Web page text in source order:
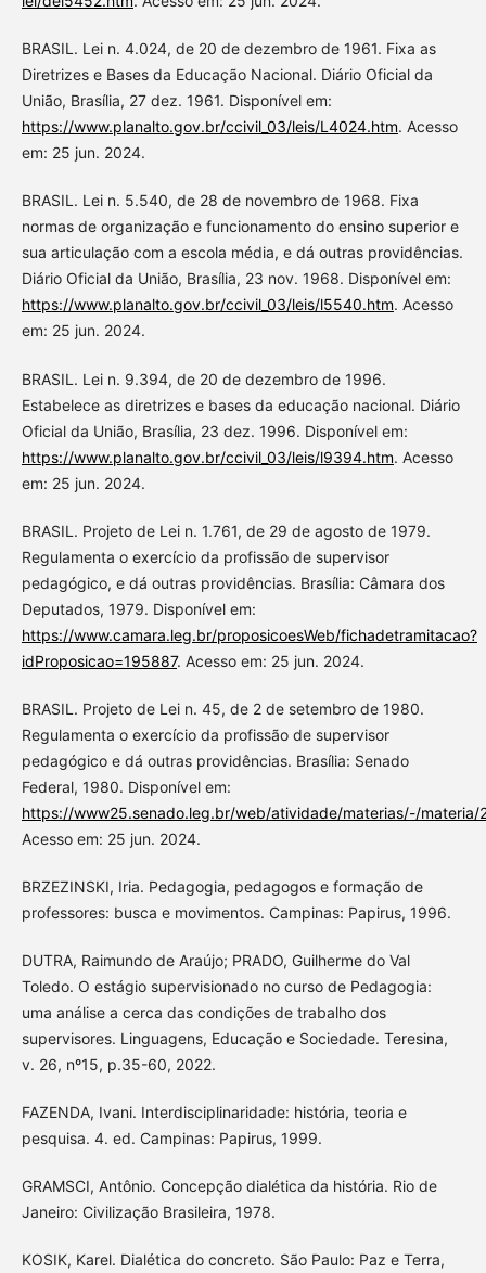
BRASIL. Lei n. 4.024, de 20 de dezembro de 1961. Fixa as
Diretrizes e Bases da Educação Nacional. Diário Oficial da
União, Brasília, 27 dez. 1961. Disponível em:
https://www.planalto.gov.br/ccivil_03/leis/L4024.htm. Acesso
em: 25 jun. 2024.
BRASIL. Lei n. 5.540, de 28 de novembro de 1968. Fixa
normas de organização e funcionamento do ensino superior e
sua articulação com a escola média, e dá outras providências.
Diário Oficial da União, Brasília, 23 nov. 1968. Disponível em:
https://www.planalto.gov.br/ccivil_03/leis/l5540.htm. Acesso
em: 25 jun. 2024.
BRASIL. Lei n. 9.394, de 20 de dezembro de 1996.
Estabelece as diretrizes e bases da educação nacional. Diário
Oficial da União, Brasília, 23 dez. 1996. Disponível em:
https://www.planalto.gov.br/ccivil_03/leis/l9394.htm. Acesso
em: 25 jun. 2024.
BRASIL. Projeto de Lei n. 1.761, de 29 de agosto de 1979.
Regulamenta o exercício da profissão de supervisor
pedagógico, e dá outras providências. Brasília: Câmara dos
Deputados, 1979. Disponível em:
https://www.camara.leg.br/proposicoesWeb/fichadetramitacao?
idProposicao=195887. Acesso em: 25 jun. 2024.
BRASIL. Projeto de Lei n. 45, de 2 de setembro de 1980.
Regulamenta o exercício da profissão de supervisor
pedagógico e dá outras providências. Brasília: Senado
Federal, 1980. Disponível em:
https://www25.senado.leg.br/web/atividade/materias/-/materia/
Acesso em: 25 jun. 2024.
BRZEZINSKI, Iria. Pedagogia, pedagogos e formação de
professores: busca e movimentos. Campinas: Papirus, 1996.
DUTRA, Raimundo de Araújo; PRADO, Guilherme do Val
Toledo. O estágio supervisionado no curso de Pedagogia:
uma análise a cerca das condições de trabalho dos
supervisores. Linguagens, Educação e Sociedade. Teresina,
v. 26, nº15, p.35-60, 2022.
FAZENDA, Ivani. Interdisciplinaridade: história, teoria e
pesquisa. 4. ed. Campinas: Papirus, 1999.
GRAMSCI, Antônio. Concepção dialética da história. Rio de
Janeiro: Civilização Brasileira, 1978.
KOSIK, Karel. Dialética do concreto. São Paulo: Paz e Terra,